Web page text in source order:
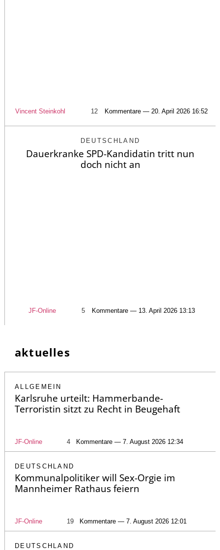
Vincent Steinkohl 12 Kommentare — 20. April 2026 16:52
DEUTSCHLAND
Dauerkranke SPD-Kandidatin tritt nun
doch nicht an
JF-Online 5 Kommentare — 13. April 2026 13:13
aktuelles
ALLGEMEIN
Karlsruhe urteilt: Hammerbande-
Terroristin sitzt zu Recht in Beugehaft
JF-Online 4 Kommentare — 7. August 2026 12:34
DEUTSCHLAND
Kommunalpolitiker will Sex-Orgie im
Mannheimer Rathaus feiern
JF-Online 19 Kommentare — 7. August 2026 12:01
DEUTSCHLAND